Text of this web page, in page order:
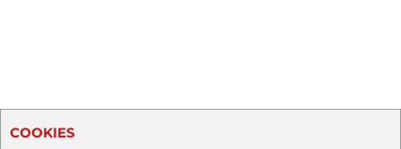
COOKIES